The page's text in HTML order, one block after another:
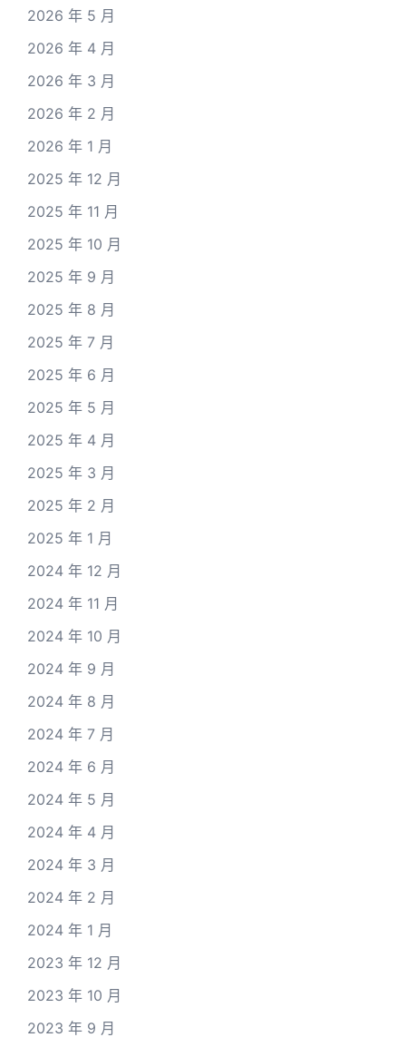
2026 年 5 月
2026 年 4 月
2026 年 3 月
2026 年 2 月
2026 年 1 月
2025 年 12 月
2025 年 11 月
2025 年 10 月
2025 年 9 月
2025 年 8 月
2025 年 7 月
2025 年 6 月
2025 年 5 月
2025 年 4 月
2025 年 3 月
2025 年 2 月
2025 年 1 月
2024 年 12 月
2024 年 11 月
2024 年 10 月
2024 年 9 月
2024 年 8 月
2024 年 7 月
2024 年 6 月
2024 年 5 月
2024 年 4 月
2024 年 3 月
2024 年 2 月
2024 年 1 月
2023 年 12 月
2023 年 10 月
2023 年 9 月